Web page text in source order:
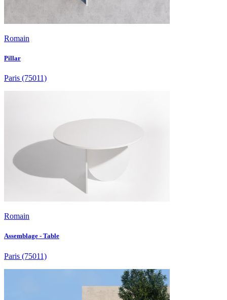
Romain
Pillar
Paris (75011)
Romain
Assemblage - Table
Paris (75011)